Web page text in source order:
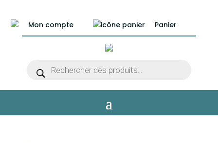
produits
Mon compte Panier